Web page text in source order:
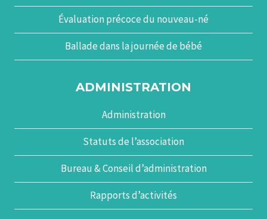
Évaluation précoce du nouveau-né
Ballade dans la journée de bébé
ADMINISTRATION
Administration
Statuts de l’association
Bureau & Conseil d’administration
Rapports d’activités